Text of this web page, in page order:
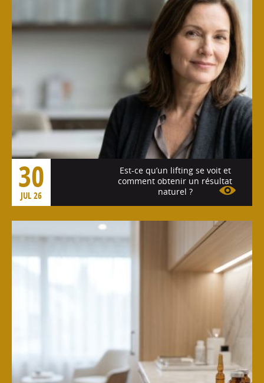
30
JUL 26
Est-ce qu’un lifting se voit et
comment obtenir un résultat
naturel ?
Voir l'article